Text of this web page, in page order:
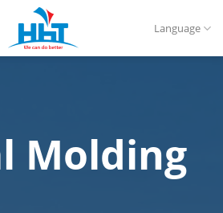
Language
Molding